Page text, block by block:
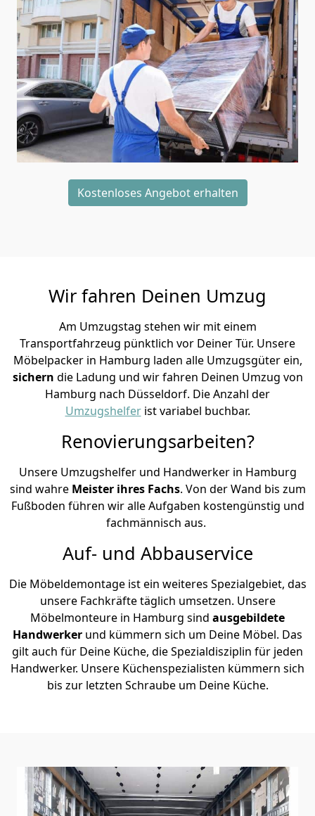
Kostenloses Angebot erhalten
Wir fahren Deinen Umzug
Am Umzugstag stehen wir mit einem
Transportfahrzeug pünktlich vor Deiner Tür. Unsere
Möbelpacker in Hamburg laden alle Umzugsgüter ein,
sichern die Ladung und wir fahren Deinen Umzug von
Hamburg nach Düsseldorf. Die Anzahl der
Umzugshelferist variabel buchbar.
Renovierungsarbeiten?
Unsere Umzugshelfer und Handwerker in Hamburg
sind wahre Meister ihres Fachs. Von der Wand bis zum
Fußboden führen wir alle Aufgaben kostengünstig und
fachmännisch aus.
Auf- und Abbauservice
Die Möbeldemontage ist ein weiteres Spezialgebiet, das
unsere Fachkräfte täglich umsetzen. Unsere
Möbelmonteure in Hamburg sind ausgebildete
Handwerker und kümmern sich um Deine Möbel. Das
gilt auch für Deine Küche, die Spezialdisziplin für jeden
Handwerker. Unsere Küchenspezialisten kümmern sich
bis zur letzten Schraube um Deine Küche.